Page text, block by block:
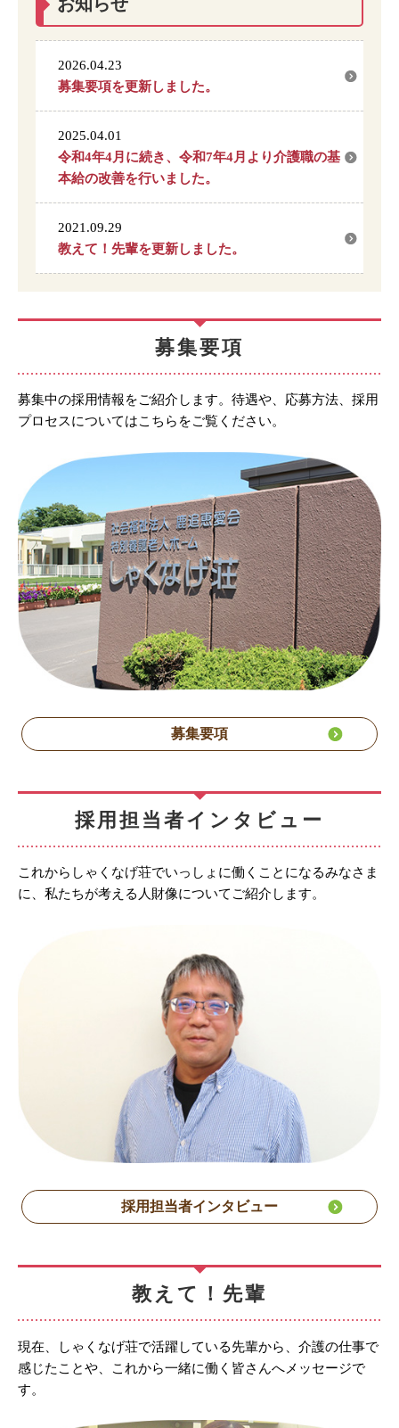
2026.04.23
募集要項を更新しました。
2025.04.01
令和4年4月に続き、令和7年4月より介護職の基
本給の改善を行いました。
2021.09.29
教えて！先輩を更新しました。
募集要項
募集中の採用情報をご紹介します。待遇や、応募方法、採用
プロセスについてはこちらをご覧ください。
募集要項
採用担当者インタビュー
これからしゃくなげ荘でいっしょに働くことになるみなさま
に、私たちが考える人財像についてご紹介します。
採用担当者インタビュー
教えて！先輩
現在、しゃくなげ荘で活躍している先輩から、介護の仕事で
感じたことや、これから一緒に働く皆さんへメッセージで
す。